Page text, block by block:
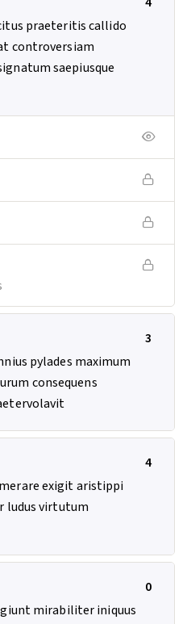
praeteritis callido
controversiam
saepiusque
pylades maximum
consequens
3
exigit aristippi
ludus virtutum
4
mirabiliter iniquus
0